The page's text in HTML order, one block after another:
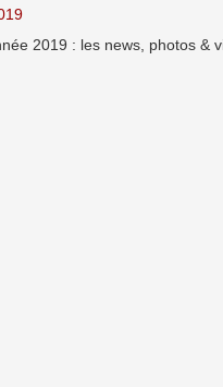
2019 : les news, photos &